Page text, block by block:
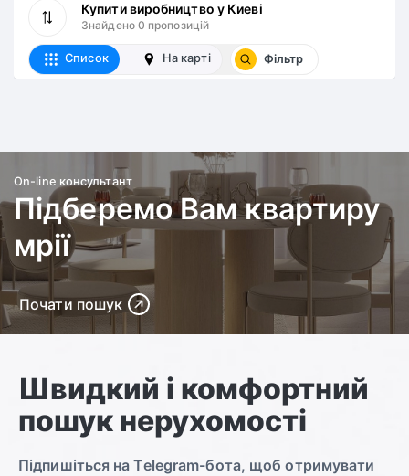
Купити виробництво у Киеві
Знайдено 0 пропозицій
Фільтр
Список На карті
On-line консультант
Підберемо Вам квартиру
мрії
Почати пошук
Швидкий і комфортний
пошук нерухомості
Підпишіться на Telegram-бота, щоб отримувати